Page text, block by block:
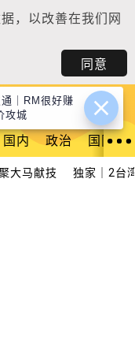
，以改善在我们网
同意
登入
国内 政治 国际
大马献技 独家｜2台
｜RM很好赚
攻城